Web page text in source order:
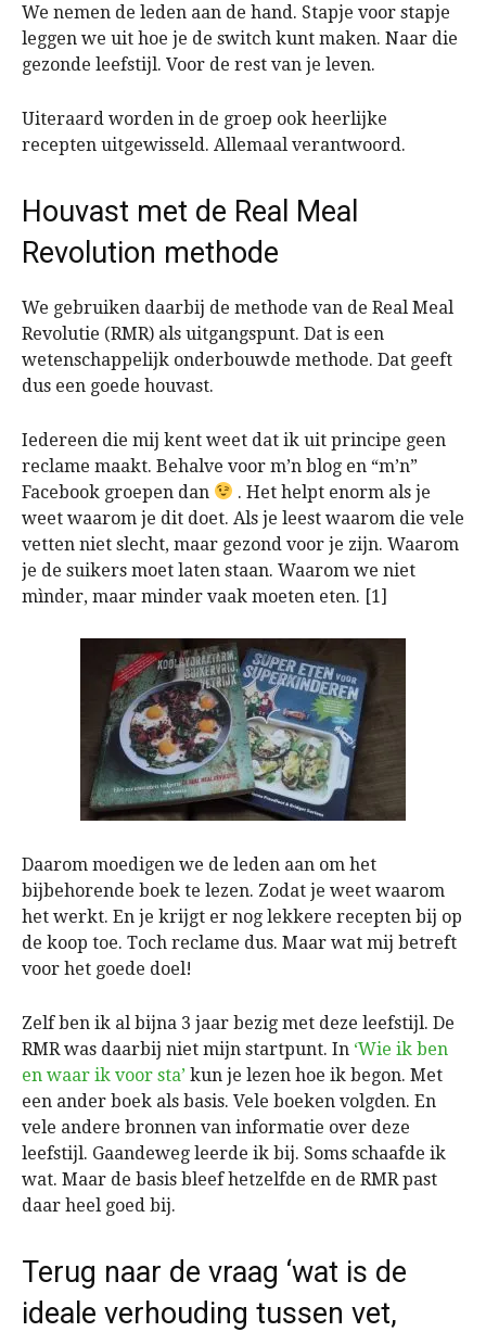
We nemen de leden aan de hand. Stapje voor stapje
leggen we uit hoe je de switch kunt maken. Naar die
gezonde leefstijl. Voor de rest van je leven.
Uiteraard worden in de groep ook heerlijke
recepten uitgewisseld. Allemaal verantwoord.
Houvast met de Real Meal
Revolution methode
We gebruiken daarbij de methode van de Real Meal
Revolutie (RMR) als uitgangspunt. Dat is een
wetenschappelijk onderbouwde methode. Dat geeft
dus een goede houvast.
Iedereen die mij kent weet dat ik uit principe geen
reclame maakt. Behalve voor m’n blog en “m’n”
Facebook groepen dan
. Het helpt enorm als je
weet waarom je dit doet. Als je leest waarom die vele
vetten niet slecht, maar gezond voor je zijn. Waarom
je de suikers moet laten staan. Waarom we niet
mìnder, maar minder vaak moeten eten. [1]
Daarom moedigen we de leden aan om het
bijbehorende boek te lezen. Zodat je weet waarom
het werkt. En je krijgt er nog lekkere recepten bij op
de koop toe. Toch reclame dus. Maar wat mij betreft
voor het goede doel!
Zelf ben ik al bijna 3 jaar bezig met deze leefstijl. De
RMR was daarbij niet mijn startpunt. In ‘Wie ik ben
en waar ik voor sta’ kun je lezen hoe ik begon. Met
een ander boek als basis. Vele boeken volgden. En
vele andere bronnen van informatie over deze
leefstijl. Gaandeweg leerde ik bij. Soms schaafde ik
wat. Maar de basis bleef hetzelfde en de RMR past
daar heel goed bij.
Terug naar de vraag ‘wat is de
ideale verhouding tussen vet,